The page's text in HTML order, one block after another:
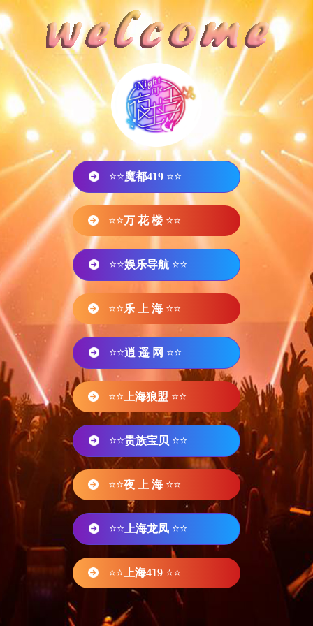
⭐⭐魔都419 ⭐⭐
⭐⭐万 花 楼 ⭐⭐
⭐⭐娱乐导航 ⭐⭐
⭐⭐乐 上 海 ⭐⭐
⭐⭐逍 遥 网 ⭐⭐
⭐⭐ 上海狼盟 ⭐⭐
⭐⭐贵族宝贝 ⭐⭐
⭐⭐夜 上 海 ⭐⭐
⭐⭐ 上海龙凤 ⭐⭐
⭐⭐ 上海419 ⭐⭐